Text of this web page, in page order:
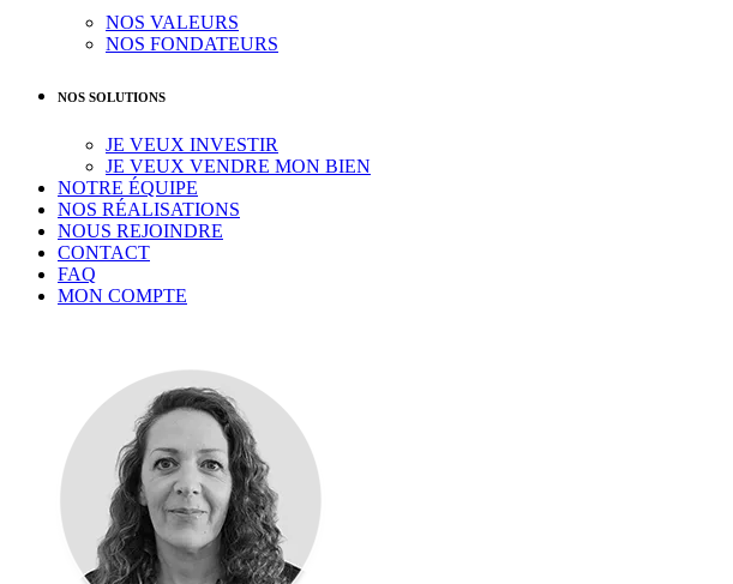
NOS VALEURS
NOS FONDATEURS
NOS SOLUTIONS
JE VEUX INVESTIR
JE VEUX VENDRE MON BIEN
NOTRE ÉQUIPE
NOS RÉALISATIONS
NOUS REJOINDRE
CONTACT
FAQ
MON COMPTE